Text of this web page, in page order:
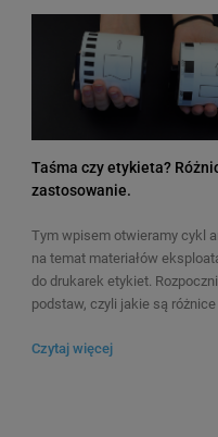
Taśma czy etykieta?
zastosowanie.
Tym wpisem otwieramy cykl
na temat materiałów
do drukarek etykiet.
podstaw, czyli jakie są
możemy używać zamiennie?
Czytaj więcej